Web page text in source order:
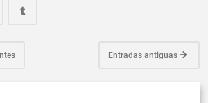
Entradas antiguas